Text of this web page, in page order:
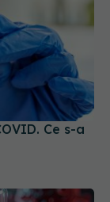
Ce s-a